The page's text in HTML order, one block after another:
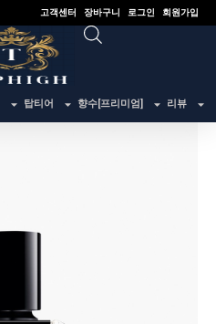
고객센터 장바구니 로그인 회원가입
탑티어 향수[프리미엄] 리뷰